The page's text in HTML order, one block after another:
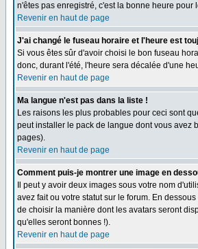
n'êtes pas enregistré, c'est la bonne heure
Revenir en haut de page
J'ai changé le fuseau horaire et l'heure est
Si vous êtes sûr d'avoir choisi le bon fuseau
donc, durant l'été, l'heure sera décalée d'une
Revenir en haut de page
Ma langue n'est pas dans la liste !
Les raisons les plus probables pour ceci sont
peut installer le pack de langue dont vous avez
pages).
Revenir en haut de page
Comment puis-je montrer une image en
Il peut y avoir deux images sous votre nom
avez fait ou votre statut sur le forum. En
de choisir la manière dont les avatars seront
qu'elles seront bonnes !).
Revenir en haut de page